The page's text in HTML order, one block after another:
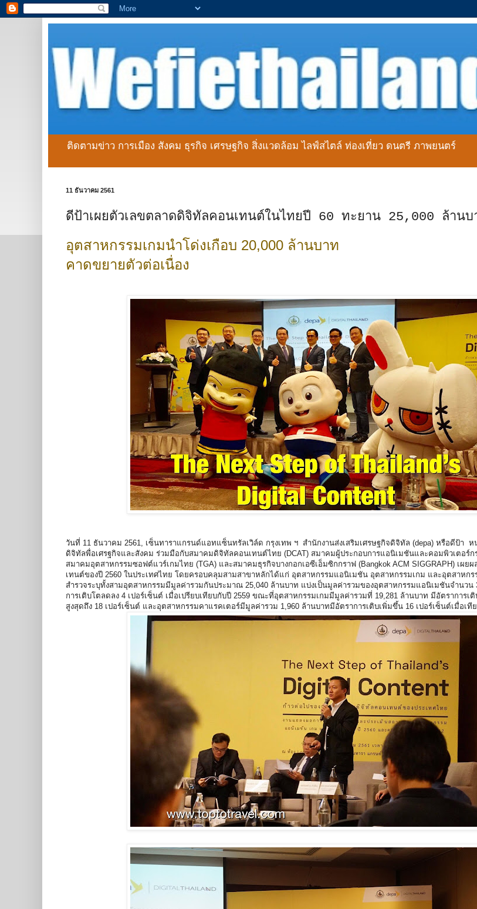
ติดตามข่าว การเมือง สังคม ธุรกิจ เศรษฐกิจ สิ่งแวดล้อม ไลฟ์สไตล์ ท่องเที่ยว ดนตรี ภาพยนตร์
11 ธันวาคม 2561
ดีป้าเผยตัวเลขตลาดดิจิทัลคอนเทนต์ในไทยปี 60 ทะยาน 25,000 ล้านบ
อุตสาหกรรมเกมนำโด่งเกือบ 20,000 ล้านบาท
คาดขยายตัวต่อเนื่อง
วันที่ 11 ธันวาคม 2561, เซ็นทาราแกรนด์แอทแซ็นทรัลเวิล์ด กรุงเทพ ฯ สำนักงานส่งเสริมเศรษฐกิจดิจิทัล (depa) หรือดีป้า ห
ดิจิทัลพื่อเศรฐกิจและสังคม ร่วมมือกับสมาคมดิจิทัลคอนเทนต์ไทย (DCAT) สมาคมผู้ประกอบการแอนิเมชันและคอมพิวเตอร์ก
สมาคมอุตสาหกรรมซอฟต์แวร์เกมไทย (TGA) และสมาคมธุรกิจบางกอกเอซีเอ็มซิกกราฟ (Bangkok ACM SIGGRAPH) เผย
เทนต์ของปี 2560 ในประเทศไทย โดยครอบคลุมสามสาขาหลักได้แก่ อุตสาหกรรมแอนิเมชัน อุตสาหกรรมเกม และอุตสาหกร
สำรวจระบุทั้งสามอุตสาหกรรมมีมูลค่ารวมกันประมาณ 25,040 ล้านบาท แบ่งเป็นมูลค่ารวมของอุตสาหกรรมแอนิเมชันจำนวน
การเติบโตลดลง 4 เปอร์เซ็นต์ เมื่อเปรียบเทียบกับปี 2559 ขณะที่อุตสาหกรรมเกมมีมูลค่ารวมที่ 19,281 ล้านบาท มีอัตราการ
สูงสุดถึง 18 เปอร์เซ็นต์ และอุตสาหกรรมคาแรคเตอร์มีมูลค่ารวม 1,960 ล้านบาทมีอัตราการเติบเพิ่มขึ้น 16 เปอร์เซ็นต์เมื่อเที